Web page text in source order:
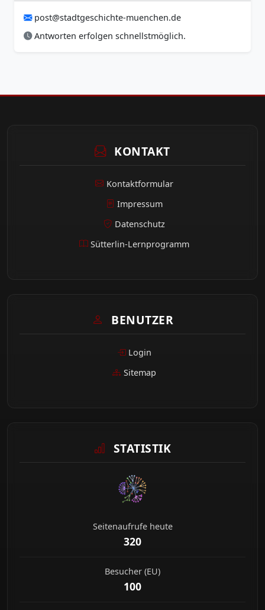
post@stadtgeschichte-muenchen.de
Antworten erfolgen schnellstmöglich.
KONTAKT
Kontaktformular
Impressum
Datenschutz
Sütterlin-Lernprogramm
BENUTZER
Login
Sitemap
STATISTIK
Seitenaufrufe heute
320
Besucher (EU)
100